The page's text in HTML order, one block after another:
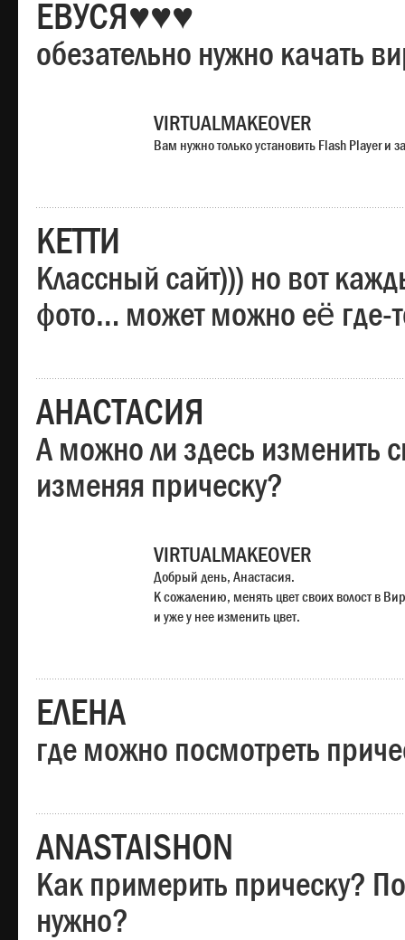
ЕВУСЯ♥♥♥
обезательно нужно качать
VIRTUALMAKEOVER
Вам нужно только установить Flash Player и
КЕТТИ
Классный сайт))) но вот
фото… может можно её где-
АНАСТАСИЯ
А можно ли здесь изменить
изменяя прическу?
VIRTUALMAKEOVER
Добрый день, Анастасия.
К сожалению, менять цвет своих волост в
и уже у нее изменить цвет.
ЕЛЕНА
где можно посмотреть
ANASTAISHON
Как примерить прическу?
нужно?